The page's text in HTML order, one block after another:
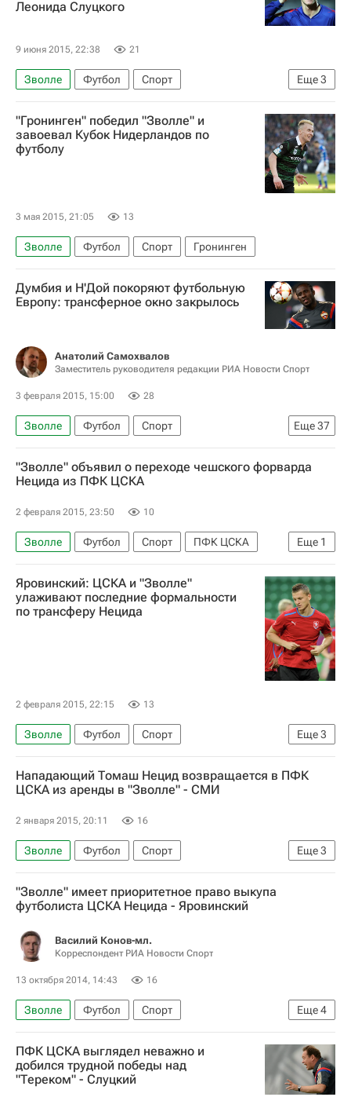
Леонида Слуцкого
9 июня 2015, 22:38 21
Еще3
Зволле Футбол
Спорт
Леонид Слуцкий (политик)
ПФК ЦСКА
Томаш Нецид
"Гронинген" победил "Зволле" и
завоевал Кубок Нидерландов по
футболу
3 мая 2015, 21:05 13
Зволле Футбол Спорт Гронинген
Думбия и Н'Дой покоряют футбольную
Европу: трансферное окно закрылось
Анатолий Самохвалов
Заместитель руководителя редакции РИА Новости Спорт
3 февраля 2015, 15:00 28
Еще37
Зволле Футбол
Спорт
Локомотив (Москва)
Атлетико (Мадрид)
Валенсия
Гамбург Челси
ПФК ЦСКА
Вячеслав Караваев
Мохамед Салах
Жонатан Лежар
Роланду
Аарон Леннон
Джердан Шакири
Фернандо Торрес
Вилфрид Бони
Габриэль Палетта
Ивица Олич
Даррен Флетчер
Давид де Хеа
Сейду Думбия
"Зволле" объявил о переходе чешского форварда
Нецида из ПФК ЦСКА
2 февраля 2015, 23:50 10
Еще 1
Зволле Футбол Спорт
ПФК ЦСКА
Томаш Нецид
Яровинский: ЦСКА и "Зволле"
улаживают последние формальности
по трансферу Нецида
2 февраля 2015, 22:15 13
Еще3
Зволле Футбол
Спорт
Олег Яровинский
ПФК ЦСКА
Томаш Нецид
Нападающий Томаш Нецид возвращается в ПФК
ЦСКА из аренды в "Зволле" - СМИ
2 января 2015, 20:11 16
Еще3
Зволле Футбол
Спорт
РПЛ 2026-2027 (Чемпионат России по футболу)
ПФК ЦСКА
Томаш Нецид
"Зволле" имеет приоритетное право выкупа
футболиста ЦСКА Нецида - Яровинский
Василий Конов-мл.
Корреспондент РИА Новости Спорт
13 октября 2014, 14:43 16
Еще4
Зволле Футбол
Спорт
Олег Яровинский
РПЛ 2026-2027 (Чемпионат России по футболу)
ПФК ЦСКА
Томаш Нецид
ПФК ЦСКА выглядел неважно и
добился трудной победы над
"Тереком" - Слуцкий